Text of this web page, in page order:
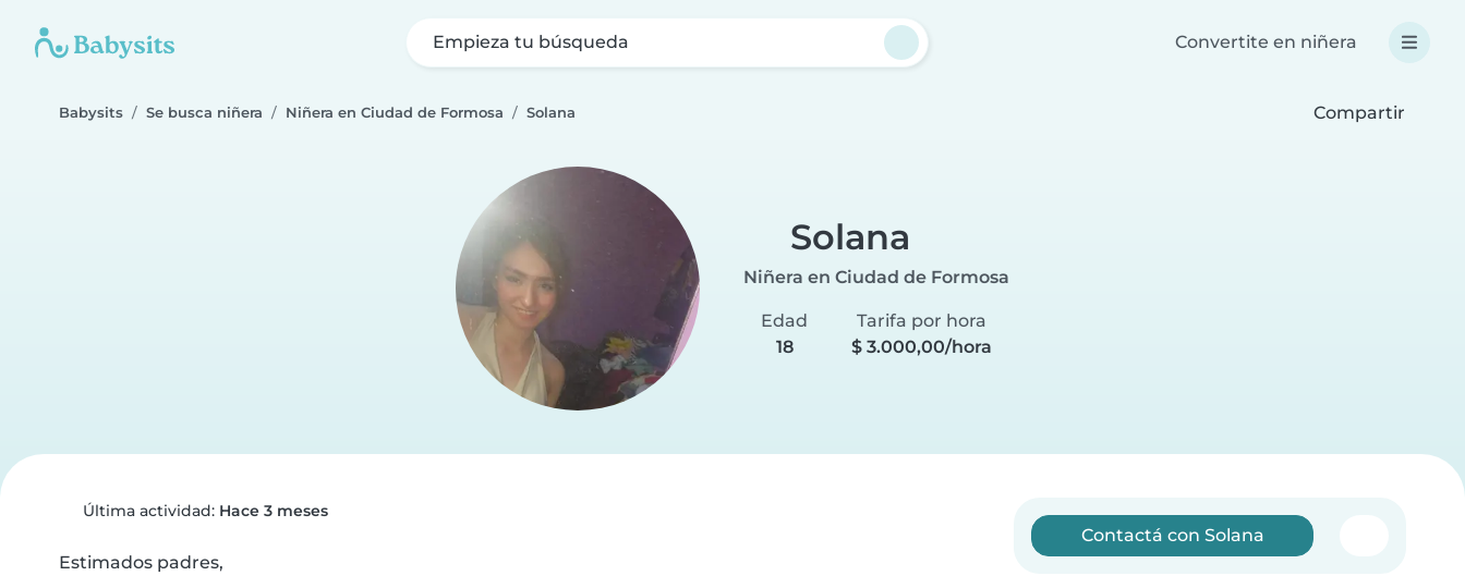
Empieza tu búsqueda Convertite en niñera
Babysits Se busca niñera Niñera en Ciudad de Formosa Solana Compartir
Solana
Niñera en Ciudad de Formosa
Edad
18
Tarifa por hora
$ 3.000,00/hora
Última actividad: Hace 3 meses
Estimados padres,
Contactá con Solana